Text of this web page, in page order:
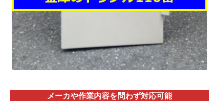
メーカや作業内容を問わず対応可能